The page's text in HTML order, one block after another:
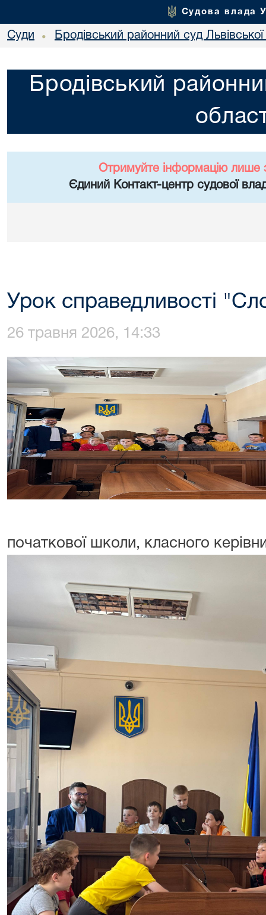
Судова влада
Суди • Бродівський районний суд Львівської
Бродівський
Отримуйте інформацію лише
Єдиний Контакт-центр судової
Урок справедливості
26 травня 2026, 14:33
початкової школи, класного